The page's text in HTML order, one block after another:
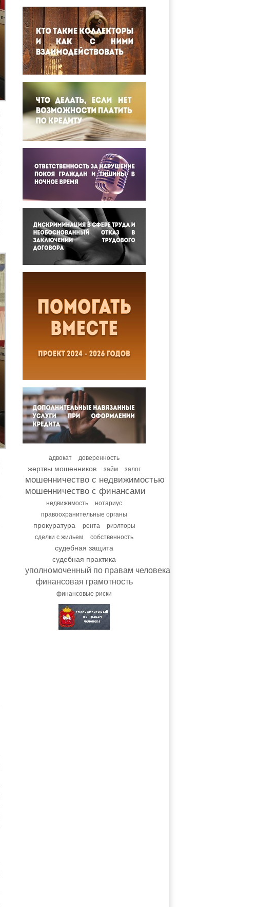
адвокат доверенность
жертвы мошенников займ залог
мошенничество с недвижимостью
мошенничество с финансами
недвижимость
нотариус
правоохранительные органы
прокуратура рента
риэлторы
сделки с жильем
собственность
судебная защита
судебная практика
уполномоченный по правам человека
финансовая грамотность
финансовые риски